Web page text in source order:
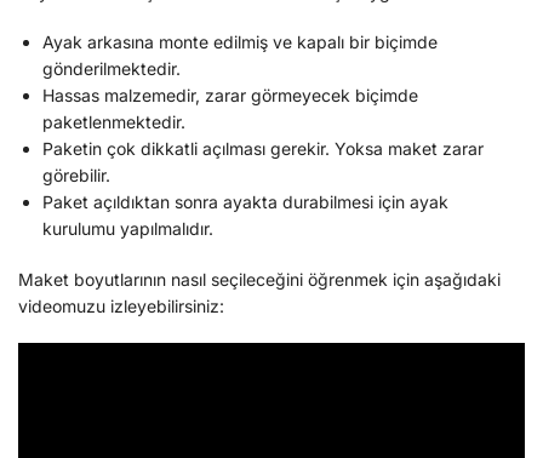
Ayak arkasına monte edilmiş ve kapalı bir biçimde
gönderilmektedir.
Hassas malzemedir, zarar görmeyecek biçimde
paketlenmektedir.
Paketin çok dikkatli açılması gerekir. Yoksa maket zarar
görebilir.
Paket açıldıktan sonra ayakta durabilmesi için ayak
kurulumu yapılmalıdır.
Maket boyutlarının nasıl seçileceğini öğrenmek için aşağıdaki
videomuzu izleyebilirsiniz: